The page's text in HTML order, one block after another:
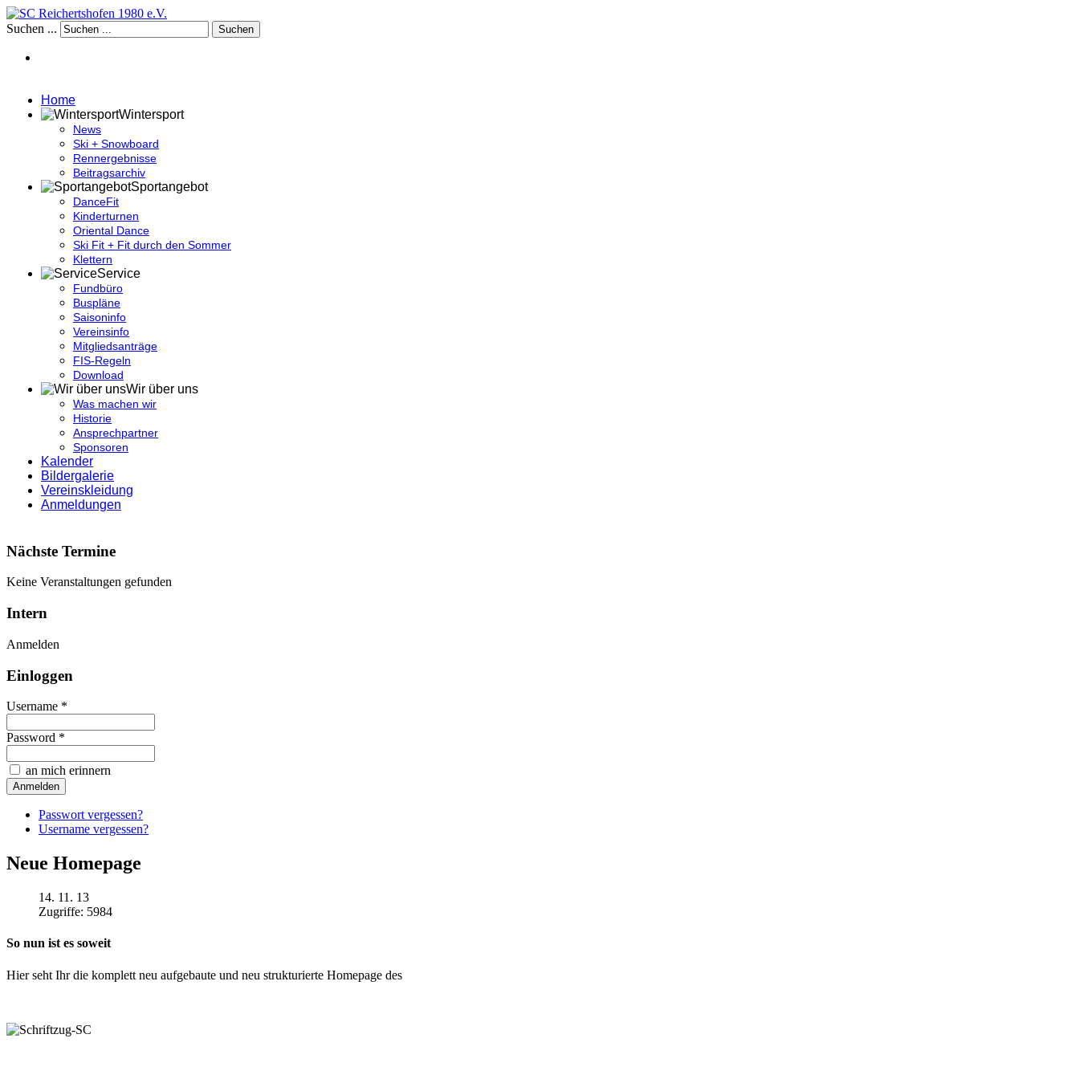
Suchen ... Suchen
Home
Wintersport
News
Ski + Snowboard
Rennergebnisse
Beitragsarchiv
Sportangebot
DanceFit
Kinderturnen
Oriental Dance
Ski Fit + Fit durch den Sommer
Klettern
Service
Fundbüro
Buspläne
Saisoninfo
Vereinsinfo
Mitgliedsanträge
FIS-Regeln
Download
Wir über uns
Was machen wir
Historie
Ansprechpartner
Sponsoren
Kalender
Bildergalerie
Vereinskleidung
Anmeldungen
Nächste Termine
Keine Veranstaltungen gefunden
Intern
Anmelden
Einloggen
Username *
Password *
an mich erinnern
Passwort vergessen?
Username vergessen?
Neue Homepage
14. 11. 13
Zugriffe: 5984
So nun ist es soweit
Hier seht Ihr die komplett neu aufgebaute und neu strukturierte Homepage des